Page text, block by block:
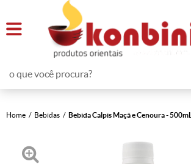
Home Bebidas Bebida Calpis Maçã e Cenoura - 500mL